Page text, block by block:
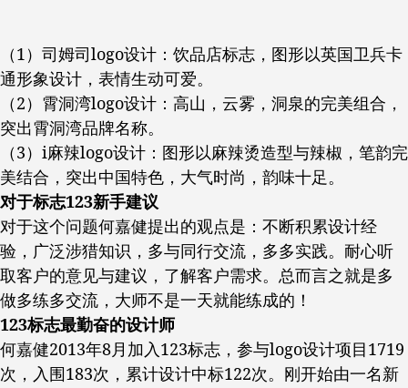
（1）司姆司logo设计：饮品店标志，图形以英国卫兵卡
通形象设计，表情生动可爱。
（2）霄洞湾logo设计：高山，云雾，洞泉的完美组合，
突出霄洞湾品牌名称。
（3）i麻辣logo设计：图形以麻辣烫造型与辣椒，笔韵完
美结合，突出中国特色，大气时尚，韵味十足。
对于标志123新手建议
对于这个问题何嘉健提出的观点是：不断积累设计经
验，广泛涉猎知识，多与同行交流，多多实践。耐心听
取客户的意见与建议，了解客户需求。总而言之就是多
做多练多交流，大师不是一天就能练成的！
123标志最勤奋的设计师
何嘉健2013年8月加入123标志，参与logo设计项目1719
次，入围183次，累计设计中标122次。刚开始由一名新